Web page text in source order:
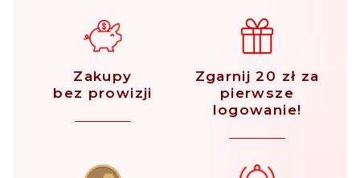
Zakupy
bez prowizji
Zgarnij 20 zł za
pierwsze
logowanie!